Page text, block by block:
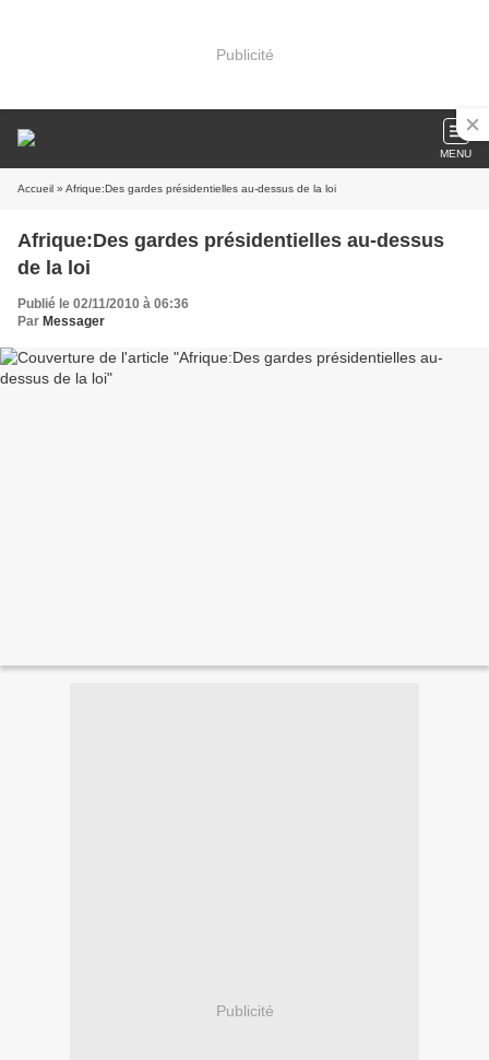
Publicité
MENU
Accueil » Afrique:Des gardes présidentielles au-dessus de la loi
Afrique:Des gardes présidentielles au-dessus
de la loi
Publié le 02/11/2010 à 06:36
Par Messager
Publicité